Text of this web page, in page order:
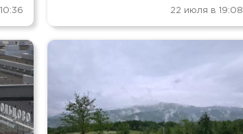
22 июля в 19:08